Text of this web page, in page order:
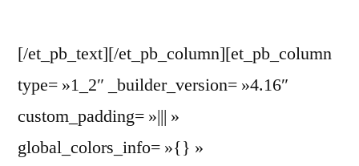
[/et_pb_text][/et_pb_column][et_pb_column
type= »1_2″ _builder_version= »4.16″
custom_padding= »||| »
global_colors_info= »{} »